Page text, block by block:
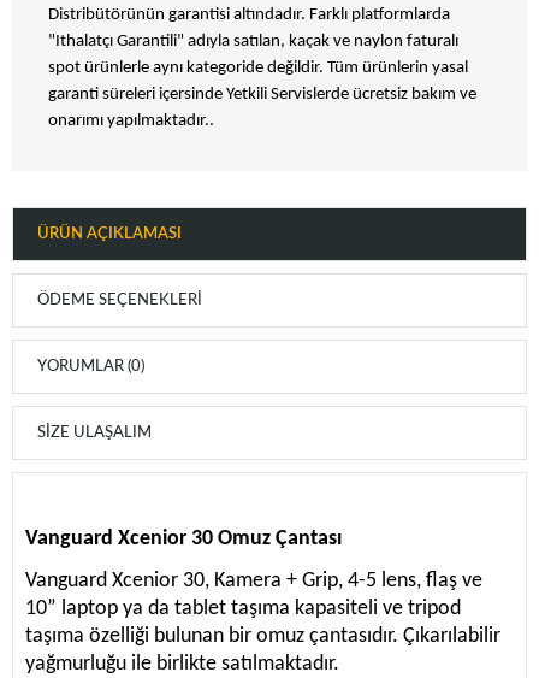
Distribütörünün garantisi altındadır. Farklı platformlarda
"Ithalatçı Garantili" adıyla satılan, kaçak ve naylon faturalı
spot ürünlerle aynı kategoride değildir. Tüm ürünlerin yasal
garanti süreleri içersinde Yetkili Servislerde ücretsiz bakım ve
onarımı yapılmaktadır..
ÜRÜN AÇIKLAMASI
ÖDEME SEÇENEKLERI
YORUMLAR (0)
SIZE ULAŞALIM
Vanguard Xcenior 30 Omuz Çantası
Vanguard Xcenior 30, Kamera + Grip, 4-5 lens, flaş ve
10” laptop ya da tablet taşıma kapasiteli ve tripod
taşıma özelliği bulunan bir omuz çantasıdır. Çıkarılabilir
yağmurluğu ile birlikte satılmaktadır.